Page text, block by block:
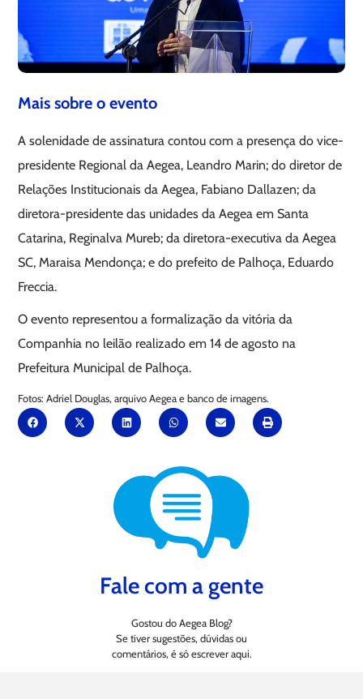
Mais sobre o evento
A solenidade de assinatura contou com a presença do vice-
presidente Regional da Aegea, Leandro Marin; do diretor de
Relações Institucionais da Aegea, Fabiano Dallazen; da
diretora-presidente das unidades da Aegea em Santa
Catarina, Reginalva Mureb; da diretora-executiva da Aegea
SC, Maraisa Mendonça; e do prefeito de Palhoça, Eduardo
Freccia.
O evento representou a formalização da vitória da
Companhia no leilão realizado em 14 de agosto na
Prefeitura Municipal de Palhoça.
Fotos: Adriel Douglas, arquivo Aegea e banco de imagens.
Fale com a gente
Gostou do Aegea Blog?
Se tiver sugestões, dúvidas ou
comentários, é só escrever aqui.